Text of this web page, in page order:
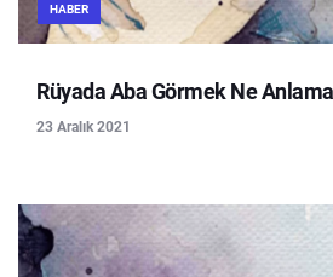
HABER
Rüyada Aba Görmek Ne
23 Aralık 2021